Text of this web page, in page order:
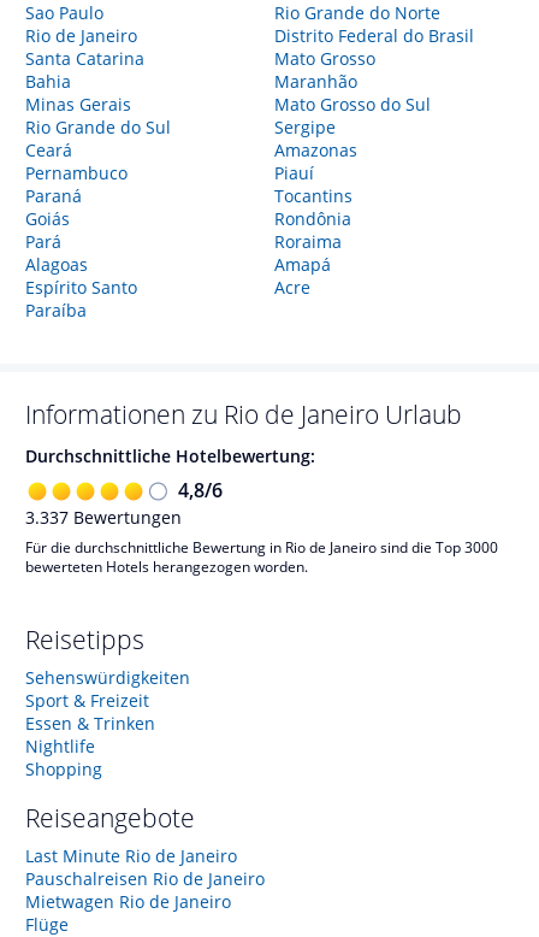
Sao Paulo
Rio de Janeiro
Santa Catarina
Bahia
Minas Gerais
Rio Grande do Sul
Ceará
Pernambuco
Paraná
Goiás
Pará
Alagoas
Espírito Santo
Paraíba
Rio Grande do Norte
Distrito Federal do Brasil
Mato Grosso
Maranhão
Mato Grosso do Sul
Sergipe
Amazonas
Piauí
Tocantins
Rondônia
Roraima
Amapá
Acre
Informationen zu Rio de Janeiro Urlaub
Durchschnittliche Hotelbewertung:
4,8/6
3.337 Bewertungen
Für die durchschnittliche Bewertung in Rio de Janeiro sind die Top 3000
bewerteten Hotels herangezogen worden.
Reisetipps
Sehenswürdigkeiten
Sport & Freizeit
Essen & Trinken
Nightlife
Shopping
Reiseangebote
Last Minute Rio de Janeiro
Pauschalreisen Rio de Janeiro
Mietwagen Rio de Janeiro
Flüge